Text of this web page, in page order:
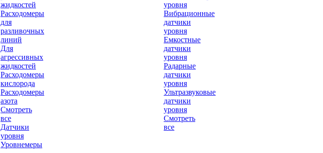
жидкостей
Расходомеры
для
разливочных
линий
Для
агрессивных
жидкостей
Расходомеры
кислорода
Расходомеры
азота
Смотреть
все
Датчики
уровня
Уровнемеры
уровня
Вибрационные
датчики
уровня
Емкостные
датчики
уровня
Радарные
датчики
уровня
Ультразвуковые
датчики
уровня
Смотреть
все